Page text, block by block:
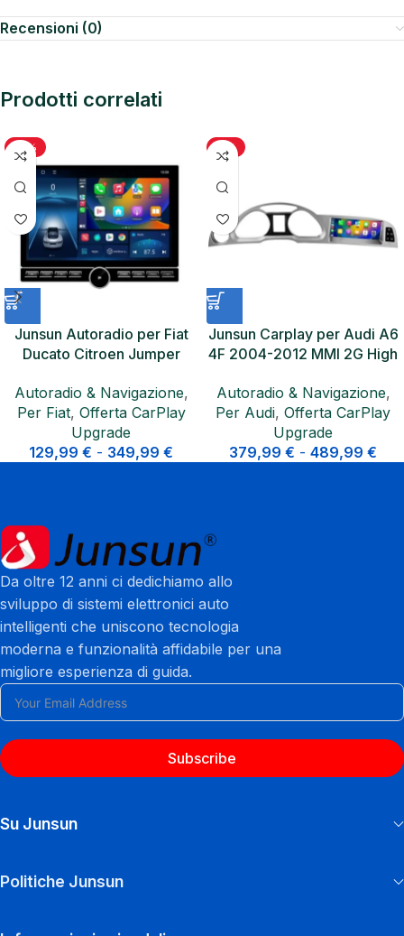
Recensioni (0)
Prodotti correlati
-19%
Junsun Autoradio per Fiat
Ducato Citroen Jumper
Autoradio & Navigazione,
Per Fiat, Offerta CarPlay
Upgrade
129,99 € - 349,99 €
-11%
Junsun Carplay per Audi A6
4F 2004-2012 MMI 2G High
Auto
Autoradio & Navigazione,
Per Audi, Offerta CarPlay
Upgrade
379,99 € - 489,99 €
Da oltre 12 anni ci dedichiamo allo
sviluppo di sistemi elettronici auto
intelligenti che uniscono tecnologia
moderna e funzionalità affidabile per una
migliore esperienza di guida.
Subscribe
Su Junsun
Politiche Junsun